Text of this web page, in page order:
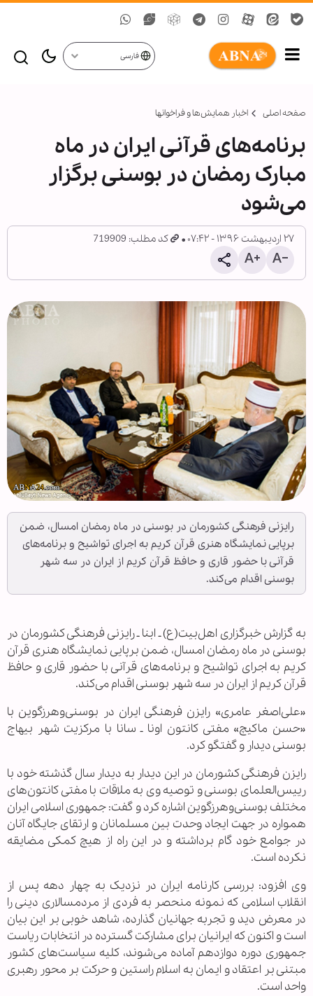
فارسی
صفحه اصلی اخبار همايش‌ها و فراخوان‏ها
برنامه‌های قرآنی ایران در ماه
مبارک رمضان در بوسنی برگزار
می‌شود
۲۷ اردیبهشت ۱۳۹۶ - ۰۷:۴۲ کد مطلب: 719909
رایزنی فرهنگی کشورمان در بوسنی در ماه رمضان امسال، ضمن
برپایی نمایشگاه هنری قرآن کریم به اجرای تواشیح و برنامه‌های
قرآنی با حضور قاری و حافظ قرآن کریم از ایران در سه شهر
بوسنی اقدام می‌کند.
به گزارش خبرگزاری اهل‌بیت(ع) ـ ابنا ـ رایزنی فرهنگی کشورمان در
بوسنی در ماه رمضان امسال، ضمن برپایی نمایشگاه هنری قرآن
کریم به اجرای تواشیح و برنامه‌های قرآنی با حضور قاری و حافظ
قرآن کریم از ایران در سه شهر بوسنی اقدام می‌کند.
«علی‌اصغر عامری» رایزن فرهنگی ایران در بوسنی‌وهرزگوین با
«حسن ماکیچ» مفتی کانتون اونا ـ سانا با مرکزیت شهر بیهاج
بوسنی دیدار و گفتگو کرد.
رایزن فرهنگی کشورمان در این دیدار به دیدار سال گذشته خود با
رییس‌العلمای بوسنی و توصیه وی به ملاقات با مفتی کانتون‌های
مختلف بوسنی‌وهرزگوین اشاره کرد و گفت: جمهوری اسلامی ایران
همواره در جهت ایجاد وحدت بین مسلمانان و ارتقای جایگاه آنان
در جوامع خود گام برداشته و در این راه از هیچ کمکی مضایقه
نکرده است.
وی افزود: بررسی کارنامه ایران در نزدیک به چهار دهه پس از
انقلاب اسلامی که نمونه منحصر به فردی از مردمسالاری دینی را
در معرض دید و تجربه جهانیان گذارده، شاهد خوبی بر این بیان
است و اکنون که ایرانیان برای مشارکت گسترده در انتخابات ریاست
جمهوری دوره دوازدهم آماده می‌شوند، کلیه سیاست‌های کشور
مبتنی بر اعتقاد و ایمان به اسلام راستین و حرکت بر محور رهبری
واحد است.